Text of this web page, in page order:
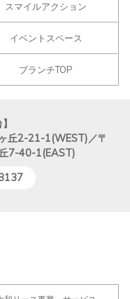
スマイルアクション
イベントスペース
ブランチTOP
丘2-21-1(WEST)／〒
7-40-1(EAST)